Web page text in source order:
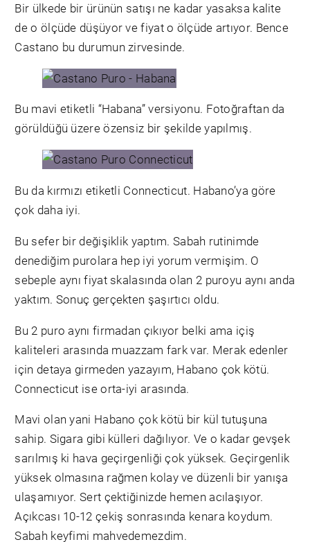
Bir ülkede bir ürünün satışı ne kadar yasaksa kalite
de o ölçüde düşüyor ve fiyat o ölçüde artıyor. Bence
Castano bu durumun zirvesinde.
Bu mavi etiketli “Habana” versiyonu. Fotoğraftan da
görüldüğü üzere özensiz bir şekilde yapılmış.
Bu da kırmızı etiketli Connecticut. Habano’ya göre
çok daha iyi.
Bu sefer bir değişiklik yaptım. Sabah rutinimde
denediğim purolara hep iyi yorum vermişim. O
sebeple aynı fiyat skalasında olan 2 puroyu aynı anda
yaktım. Sonuç gerçekten şaşırtıcı oldu.
Bu 2 puro aynı firmadan çıkıyor belki ama içiş
kaliteleri arasında muazzam fark var. Merak edenler
için detaya girmeden yazayım, Habano çok kötü.
Connecticut ise orta-iyi arasında.
Mavi olan yani Habano çok kötü bir kül tutuşuna
sahip. Sigara gibi külleri dağılıyor. Ve o kadar gevşek
sarılmış ki hava geçirgenliği çok yüksek. Geçirgenlik
yüksek olmasına rağmen kolay ve düzenli bir yanışa
ulaşamıyor. Sert çektiğinizde hemen acılaşıyor.
Açıkcası 10-12 çekiş sonrasında kenara koydum.
Sabah keyfimi mahvedemezdim.